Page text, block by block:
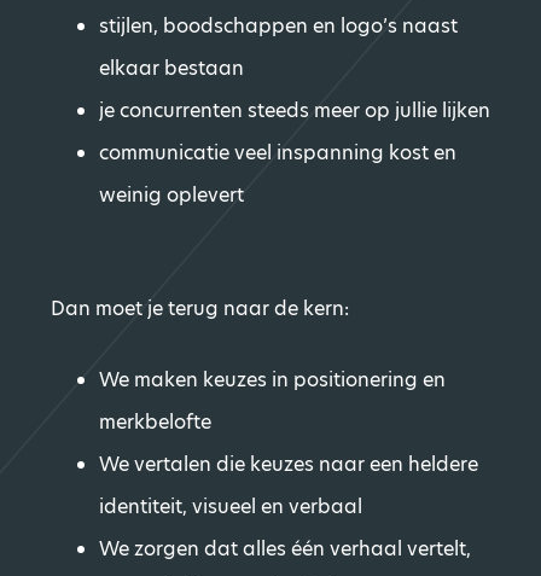
stijlen, boodschappen en logo’s naast
elkaar bestaan
je concurrenten steeds meer op jullie lijken
communicatie veel inspanning kost en
weinig oplevert
Dan moet je terug naar de kern:
We maken keuzes in positionering en
merkbelofte
We vertalen die keuzes naar een heldere
identiteit, visueel en verbaal
We zorgen dat alles één verhaal vertelt,